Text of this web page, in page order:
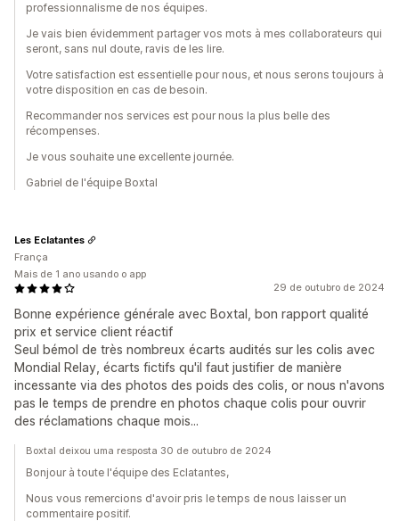
professionnalisme de nos équipes.
Je vais bien évidemment partager vos mots à mes collaborateurs qui
seront, sans nul doute, ravis de les lire.
Votre satisfaction est essentielle pour nous, et nous serons toujours à
votre disposition en cas de besoin.
Recommander nos services est pour nous la plus belle des
récompenses.
Je vous souhaite une excellente journée.
Gabriel de l'équipe Boxtal
29 de outubro de 2024
Bonne expérience générale avec Boxtal, bon rapport qualité
prix et service client réactif
Seul bémol de très nombreux écarts audités sur les colis avec
Mondial Relay, écarts fictifs qu'il faut justifier de manière
incessante via des photos des poids des colis, or nous n'avons
pas le temps de prendre en photos chaque colis pour ouvrir
des réclamations chaque mois...
Les Eclatantes
França
Mais de 1 ano usando o app
Boxtal deixou uma resposta 30 de outubro de 2024
Bonjour à toute l'équipe des Eclatantes,
Nous vous remercions d'avoir pris le temps de nous laisser un
commentaire positif.